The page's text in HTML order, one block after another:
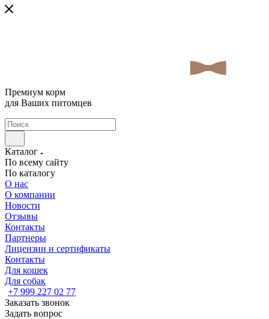
Премиум корм
для Ваших питомцев
Каталог
По всему сайту
По каталогу
О нас
О компании
Новости
Отзывы
Контакты
Партнеры
Лицензии и сертификаты
Контакты
Для кошек
Для собак
+7 999 227 02 77
Заказать звонок
Задать вопрос